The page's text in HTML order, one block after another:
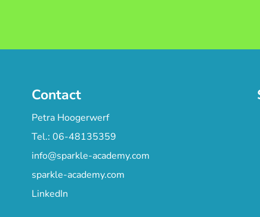
Contact
Petra Hoogerwerf
Tel.: 06-48135359
info@sparkle-academy.com
sparkle-academy.com
LinkedIn